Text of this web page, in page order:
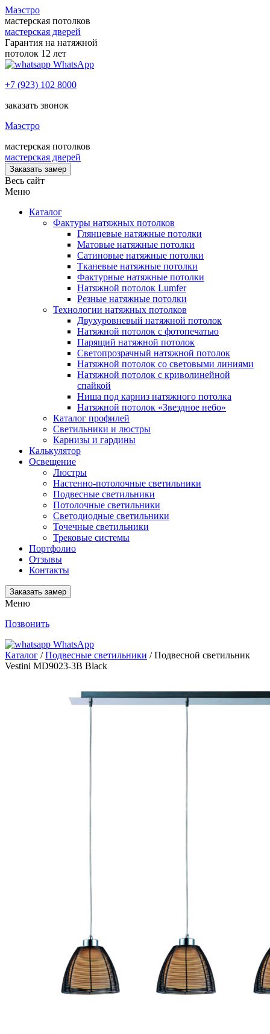
Маэстро
мастерская потолков
мастерская дверей
Гарантия на натяжной
потолок 12 лет
WhatsApp
+7 (923) 102 8000
заказать звонок
Маэстро
мастерская потолков
мастерская дверей
Заказать замер
Весь сайт
Меню
Каталог
Фактуры натяжных потолков
Глянцевые натяжные потолки
Матовые натяжные потолки
Сатиновые натяжные потолки
Тканевые натяжные потолки
Фактурные натяжные потолки
Натяжной потолок Lumfer
Резные натяжные потолки
Технологии натяжных потолков
Двухуровневый натяжной потолок
Натяжной потолок с фотопечатью
Парящий натяжной потолок
Светопрозрачный натяжной потолок
Натяжной потолок со световыми линиями
Натяжной потолок с криволинейной
спайкой
Ниша под карниз натяжного потолка
Натяжной потолок «Звездное небо»
Каталог профилей
Светильники и люстры
Карнизы и гардины
Калькулятор
Освещение
Люстры
Настенно-потолочные светильники
Подвесные светильники
Потолочные светильники
Светодиодные светильники
Точечные светильники
Трековые системы
Портфолио
Отзывы
Контакты
Заказать замер
Меню
Позвонить
WhatsApp
Каталог /Подвесные светильники / Подвесной светильник
Vestini MD9023-3B Black